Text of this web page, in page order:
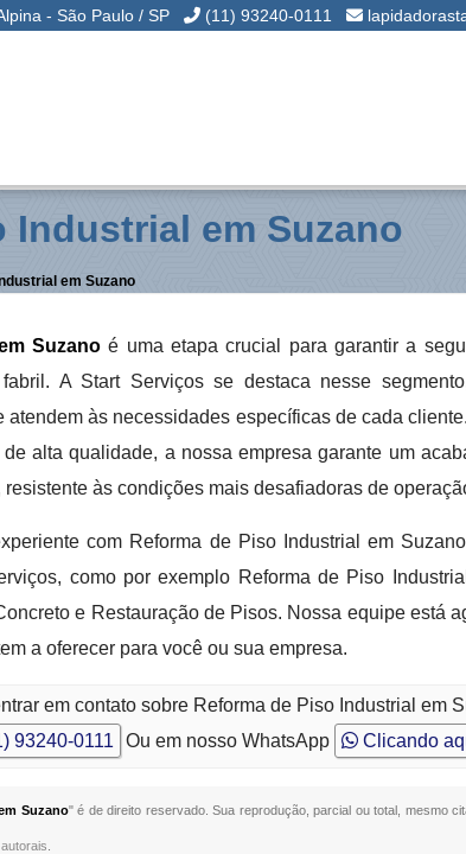
- São Paulo / SP (11) 93240-0111
Industrial em Suzano
em Suzano
Suzano é uma etapa crucial para garantir a
A Start Serviços se destaca nesse
às necessidades específicas de cada
alta qualidade, a nossa empresa garante um
às condições mais desafiadoras de
com Reforma de Piso Industrial em
como por exemplo Reforma de Piso
e Restauração de Pisos. Nossa equipe está
a oferecer para você ou sua empresa.
em contato sobre Reforma de Piso Industrial em
93240-0111 Ou em nosso WhatsApp Clicando
Suzano" é de direito reservado. Sua reprodução, parcial ou total, mesmo